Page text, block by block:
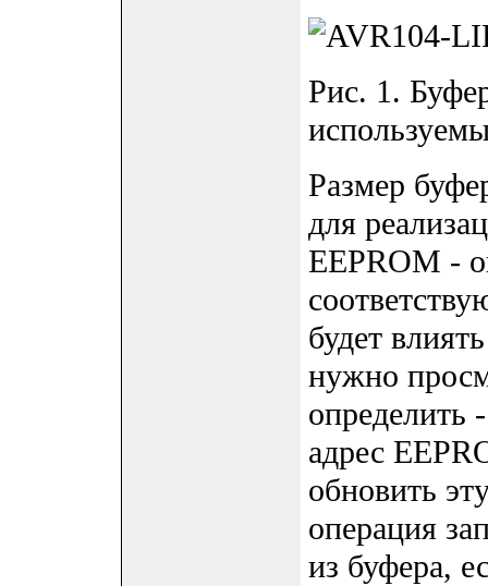
Рис. 1.
Размер
для
EEPROM -
будет
нужно
определить
адрес
обновить
операция
из буфера,